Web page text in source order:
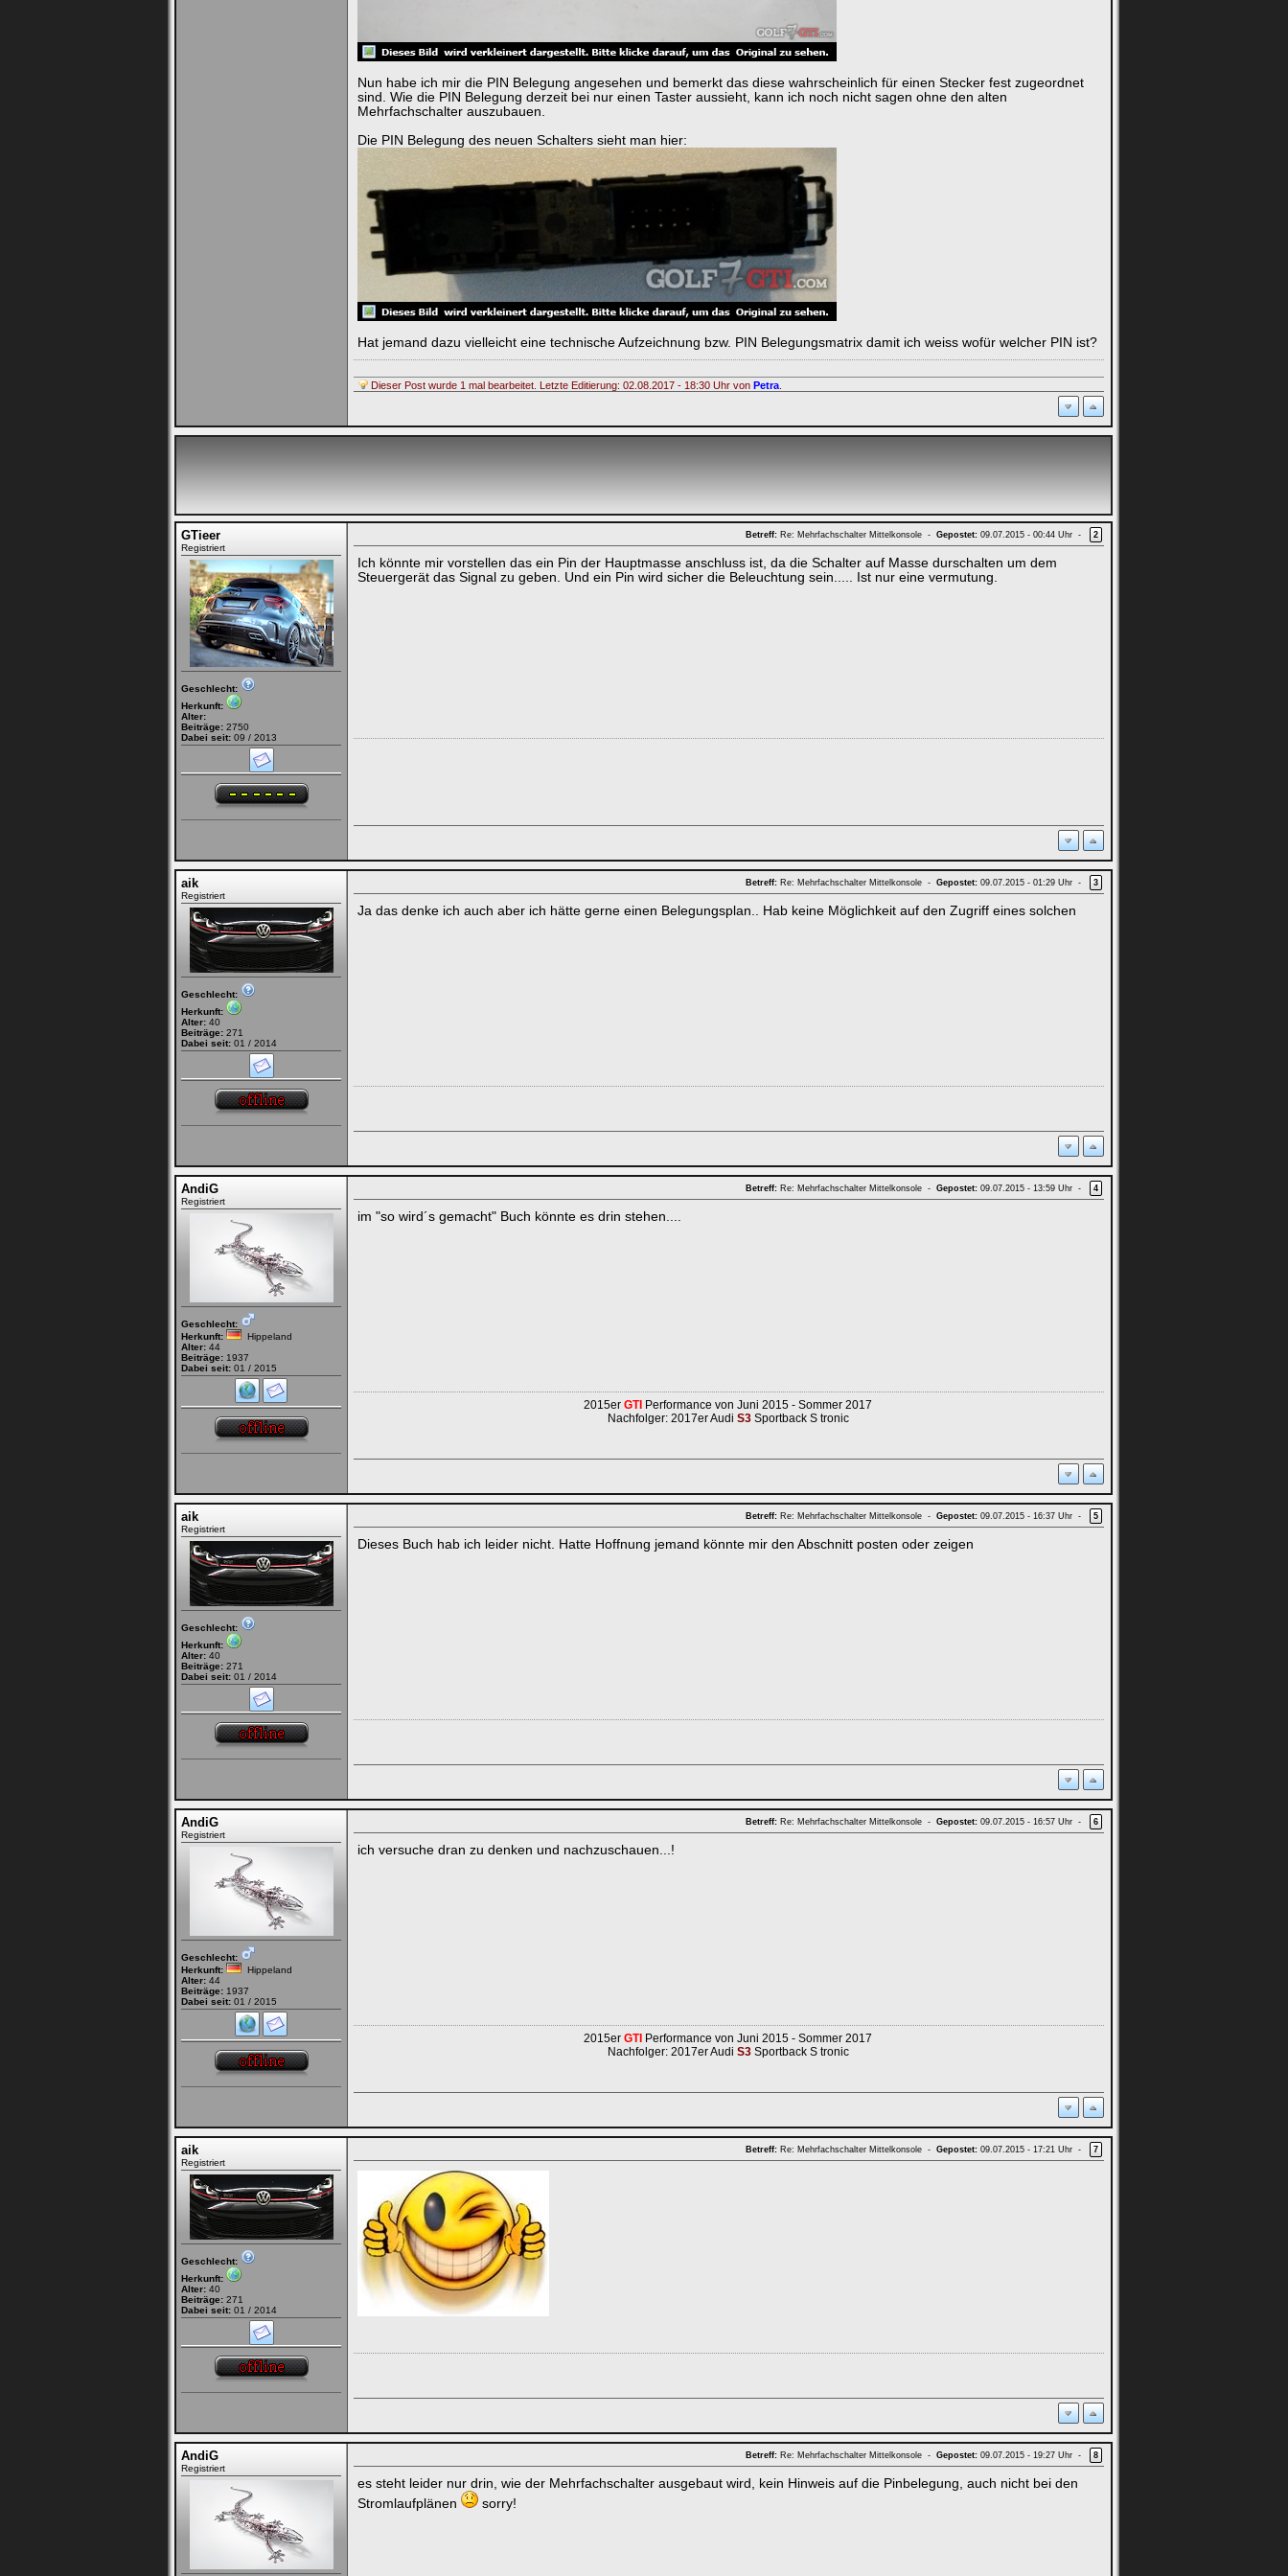
Nun habe ich mir die PIN Belegung angesehen und bemerkt das diese wahrscheinlich für einen Stecker fest zugeordnet
sind. Wie die PIN Belegung derzeit bei nur einen Taster aussieht, kann ich noch nicht sagen ohne den alten
Mehrfachschalter auszubauen.
Die PIN Belegung des neuen Schalters sieht man hier:
Hat jemand dazu vielleicht eine technische Aufzeichnung bzw. PIN Belegungsmatrix damit ich weiss wofür welcher PIN ist?
Dieser Post wurde 1 mal bearbeitet. Letzte Editierung: 02.08.2017 - 18:30 Uhr von Petra
GTieer
Registriert
Geschlecht:
Herkunft:
Alter:
Beiträge: 2750
Dabei seit: 09 / 2013
Betreff: Re: Mehrfachschalter Mittelkonsole - Gepostet: 09.07.2015 - 00:44 Uhr - 2
Ich könnte mir vorstellen das ein Pin der Hauptmasse anschluss ist, da die Schalter auf Masse durschalten um dem
Steuergerät das Signal zu geben. Und ein Pin wird sicher die Beleuchtung sein..... Ist nur eine vermutung.
aik
Registriert
Geschlecht:
Herkunft:
Alter: 40
Beiträge: 271
Dabei seit: 01 / 2014
Betreff: Re: Mehrfachschalter Mittelkonsole - Gepostet: 09.07.2015 - 01:29 Uhr - 3
Ja das denke ich auch aber ich hätte gerne einen Belegungsplan.. Hab keine Möglichkeit auf den Zugriff eines solchen
AndiG
Registriert
Geschlecht:
Herkunft:
Hippeland
Alter: 44
Beiträge: 1937
Dabei seit: 01 / 2015
Betreff: Re: Mehrfachschalter Mittelkonsole - Gepostet: 09.07.2015 - 13:59 Uhr - 4
im "so wird´s gemacht" Buch könnte es drin stehen....
2015er GTI Performance von Juni 2015 - Sommer 2017
Nachfolger: 2017er Audi S3Sportback S tronic
aik
Registriert
Geschlecht:
Herkunft:
Alter: 40
Beiträge: 271
Dabei seit: 01 / 2014
Betreff: Re: Mehrfachschalter Mittelkonsole - Gepostet: 09.07.2015 - 16:37 Uhr - 5
Dieses Buch hab ich leider nicht. Hatte Hoffnung jemand könnte mir den Abschnitt posten oder zeigen
AndiG
Registriert
Geschlecht:
Herkunft:
Hippeland
Alter: 44
Beiträge: 1937
Dabei seit: 01 / 2015
Betreff: Re: Mehrfachschalter Mittelkonsole - Gepostet: 09.07.2015 - 16:57 Uhr - 6
ich versuche dran zu denken und nachzuschauen...!
2015er GTI Performance von Juni 2015 - Sommer 2017
Nachfolger: 2017er Audi S3Sportback S tronic
aik
Registriert
Geschlecht:
Herkunft:
Alter: 40
Beiträge: 271
Dabei seit: 01 / 2014
Betreff: Re: Mehrfachschalter Mittelkonsole - Gepostet: 09.07.2015 - 17:21 Uhr - 7
AndiG
Registriert
Betreff: Re: Mehrfachschalter Mittelkonsole - Gepostet: 09.07.2015 - 19:27 Uhr - 8
es steht leider nur drin, wie der Mehrfachschalter ausgebaut wird, kein Hinweis auf die Pinbelegung, auch nicht bei den
Stromlaufplänen
sorry!